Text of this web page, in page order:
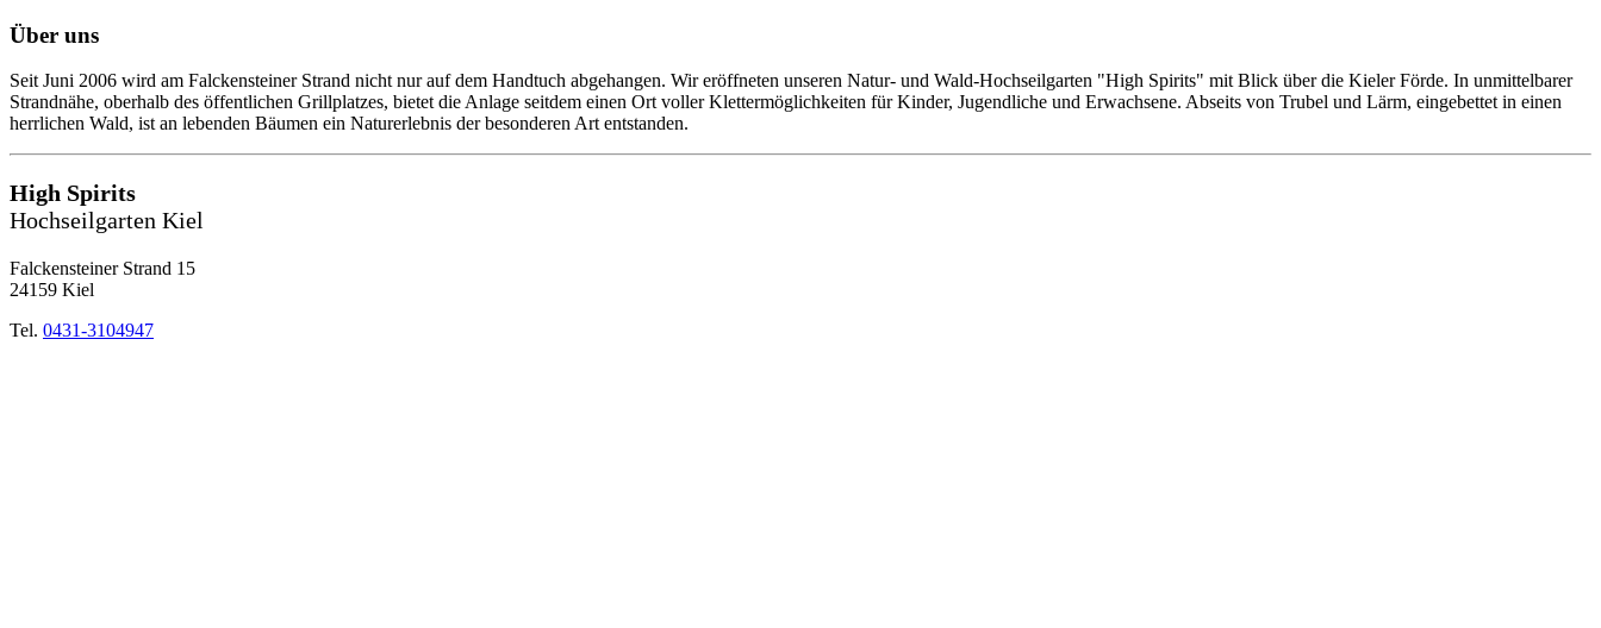
Über uns
Seit Juni 2006 wird am Falckensteiner Strand nicht nur auf dem Handtuch abgehangen. Wir eröffneten unseren Natur- und Wald-Hochseilgarten "High Spirits" mit Blick über die Kieler Förde. In unmittelbarer
Strandnähe, oberhalb des öffentlichen Grillplatzes, bietet die Anlage seitdem einen Ort voller Klettermöglichkeiten für Kinder, Jugendliche und Erwachsene. Abseits von Trubel und Lärm, eingebettet in einen
herrlichen Wald, ist an lebenden Bäumen ein Naturerlebnis der besonderen Art entstanden.
High Spirits
Hochseilgarten Kiel
Falckensteiner Strand 15
24159 Kiel
Tel. 0431-3104947